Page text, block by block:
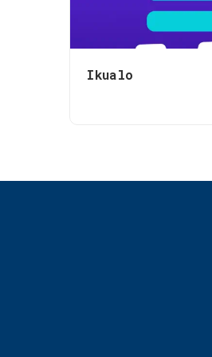
Ikualo